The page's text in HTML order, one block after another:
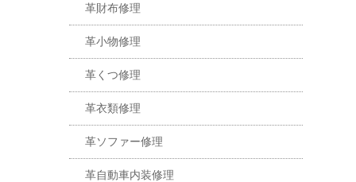
革財布修理
革小物修理
革くつ修理
革衣類修理
革ソファー修理
革自動車内装修理